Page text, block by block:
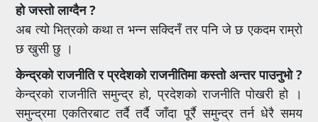
हो जस्तो लाग्दैन ?
अब त्यो भित्रको कथा त भन्न सक्दिनँ तर पनि जे छ एकदम राम्रो
छ खुसी छु ।
केन्द्रको राजनीति र प्रदेशको राजनीतिमा कस्तो अन्तर पाउनुभो ?
केन्द्रको राजनीति समुन्द्र हो, प्रदेशको राजनीति पोखरी हो ।
समुन्द्रमा एकतिरबाट तर्दै तर्दै जाँदा पूर्रै समुन्द्र तर्न धेरै समय